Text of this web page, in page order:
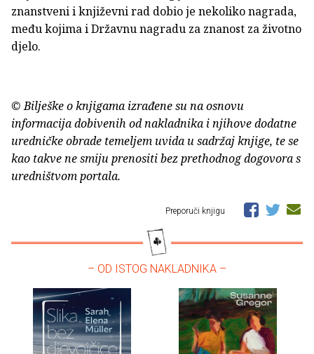
znanstveni i književni rad dobio je nekoliko nagrada,
među kojima i Državnu nagradu za znanost za životno
djelo.
© Bilješke o knjigama izrađene su na osnovu
informacija dobivenih od nakladnika i njihove dodatne
uredničke obrade temeljem uvida u sadržaj knjige, te se
kao takve ne smiju prenositi bez prethodnog dogovora s
uredništvom portala.
Preporuči knjigu
– OD ISTOG NAKLADNIKA –